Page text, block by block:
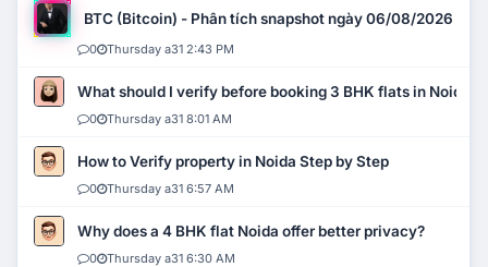
BTC (Bitcoin) - Phân tích snapshot ngày 06/08/2026
0 Thursday a31 2:43 PM
What should I verify before booking 3 BHK flats in Noida?
0 Thursday a31 8:01 AM
How to Verify property in Noida Step by Step
0 Thursday a31 6:57 AM
Why does a 4 BHK flat Noida offer better privacy?
0 Thursday a31 6:30 AM